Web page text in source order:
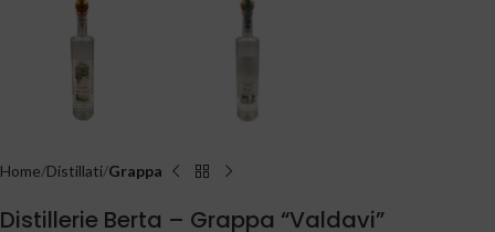
Home Distillati Grappa
Distillerie Berta – Grappa “Valdavi”